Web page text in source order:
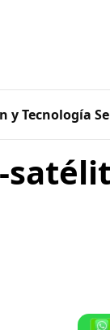
y Tecnología